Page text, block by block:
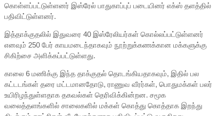
கொள்ளப்பட்டுள்ளனர் இஸ்ரேல் பாதுகாப்புப் படையினர் எக்ஸ் தளத்தில்
பதிவிட்டுள்ளனர்.
இத்தாக்குதலில் இதுவரை 40 இஸ்ரேலியர்கள் கொல்லப்பட்டுள்ளனர்
எனவும் 250 பேர் காயமடைந்தாகவும் நூற்றுக்கணக்கான மக்களுக்கு
சிகிற்சை அளிக்கப்பட்டுள்ளது.
காலை 6 மணிக்கு இந்த தாக்குதல் தொடங்கியதாகவும், இதில் பல
கட்டடங்கள் தரை மட்டமானதோடு, ராணுவ வீரர்கள், பொதுமக்கள் பலர்
உயிரிழந்துள்ளதாக தகவல்கள் தெரிவிக்கின்றன. சமூக
வலைத்தளங்களில் சாலைகளில் மக்கள் கொத்து கொத்தாக இறந்து